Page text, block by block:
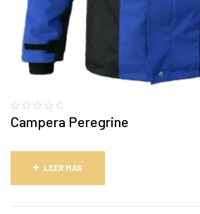
Campera Peregrine
LEER MÁS